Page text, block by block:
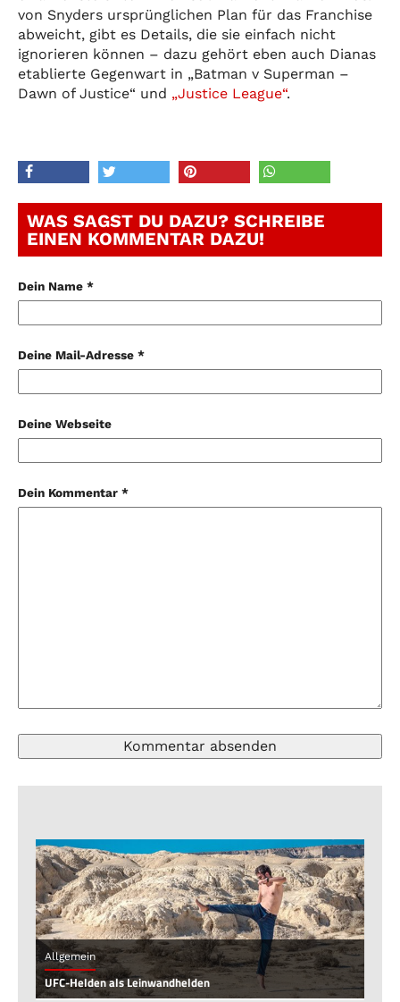
von Snyders ursprünglichen Plan für das Franchise
abweicht, gibt es Details, die sie einfach nicht
ignorieren können – dazu gehört eben auch Dianas
etablierte Gegenwart in „Batman v Superman –
Dawn of Justice“ und „Justice League“.
WAS SAGST DU DAZU? SCHREIBE
EINEN KOMMENTAR DAZU!
Dein Name *
Deine Mail-Adresse *
Deine Webseite
Dein Kommentar *
Allgemein
UFC-Helden als Leinwandhelden